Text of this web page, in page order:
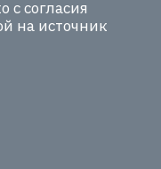
с согласия
на источник